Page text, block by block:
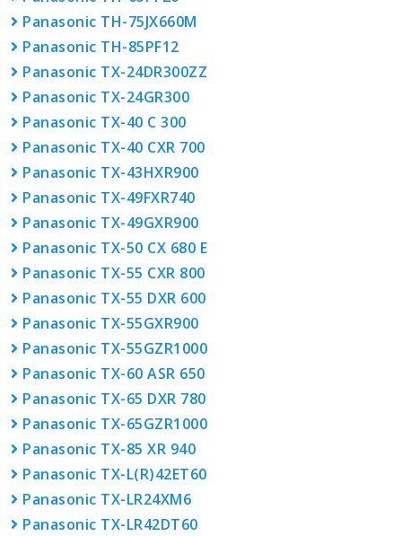
Panasonic TH-75JX660M
Panasonic TH-85PF12
Panasonic TX-24DR300ZZ
Panasonic TX-24GR300
Panasonic TX-40 C 300
Panasonic TX-40 CXR 700
Panasonic TX-43HXR900
Panasonic TX-49FXR740
Panasonic TX-49GXR900
Panasonic TX-50 CX 680 E
Panasonic TX-55 CXR 800
Panasonic TX-55 DXR 600
Panasonic TX-55GXR900
Panasonic TX-55GZR1000
Panasonic TX-60 ASR 650
Panasonic TX-65 DXR 780
Panasonic TX-65GZR1000
Panasonic TX-85 XR 940
Panasonic TX-L(R)42ET60
Panasonic TX-LR24XM6
Panasonic TX-LR42DT60